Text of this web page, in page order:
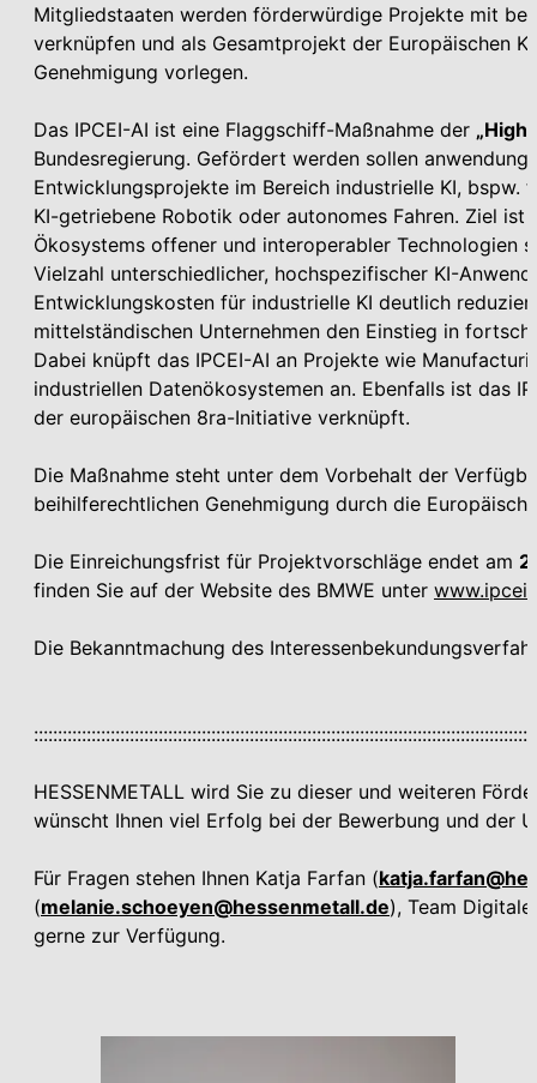
Mitgliedstaaten werden förderwürdige Projekte mit
verknüpfen und als Gesamtprojekt der Europäischen
Genehmigung vorlegen.
Das IPCEI-AI ist eine Flaggschiff-Maßnahme der
Bundesregierung. Gefördert werden sollen
Entwicklungsprojekte im Bereich industrielle KI,
KI-getriebene Robotik oder autonomes Fahren. Ziel ist
Ökosystems offener und interoperabler Technologien
Vielzahl unterschiedlicher, hochspezifischer KI-
Entwicklungskosten für industrielle KI deutlich
mittelständischen Unternehmen den Einstieg in
Dabei knüpft das IPCEI-AI an Projekte wie
industriellen Datenökosystemen an. Ebenfalls ist das
der europäischen 8ra-Initiative verknüpft.
Die Maßnahme steht unter dem Vorbehalt der
beihilferechtlichen Genehmigung durch die
Die Einreichungsfrist für Projektvorschläge endet am
finden Sie auf der Website des BMWE unter
Die Bekanntmachung des
HESSENMETALL wird Sie zu dieser und weiteren
wünscht Ihnen viel Erfolg bei der Bewerbung und der
Für Fragen stehen Ihnen Katja Farfan (
(melanie.schoeyen@hessenmetall.de), Team
gerne zur Verfügung.